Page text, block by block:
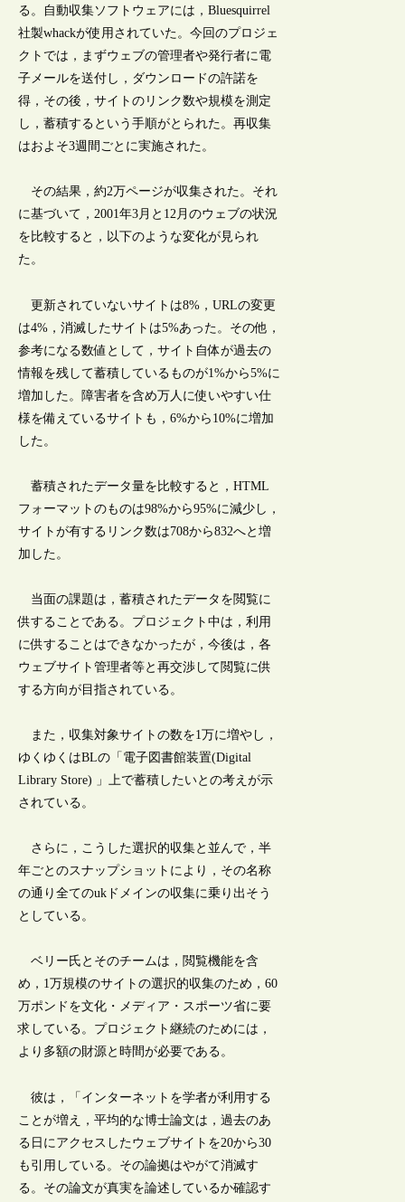
る。自動収集ソフトウェアには，Bluesquirrel
社製whackが使用されていた。今回のプロジェ
クトでは，まずウェブの管理者や発行者に電
子メールを送付し，ダウンロードの許諾を
得，その後，サイトのリンク数や規模を測定
し，蓄積するという手順がとられた。再収集
はおよそ3週間ごとに実施された。
その結果，約2万ページが収集された。それ
に基づいて，2001年3月と12月のウェブの状況
を比較すると，以下のような変化が見られ
た。
更新されていないサイトは8%，URLの変更
は4%，消滅したサイトは5%あった。その他，
参考になる数値として，サイト自体が過去の
情報を残して蓄積しているものが1%から5%に
増加した。障害者を含め万人に使いやすい仕
様を備えているサイトも，6%から10%に増加
した。
蓄積されたデータ量を比較すると，HTML
フォーマットのものは98%から95%に減少し，
サイトが有するリンク数は708から832へと増
加した。
当面の課題は，蓄積されたデータを閲覧に
供することである。プロジェクト中は，利用
に供することはできなかったが，今後は，各
ウェブサイト管理者等と再交渉して閲覧に供
する方向が目指されている。
また，収集対象サイトの数を1万に増やし，
ゆくゆくはBLの「電子図書館装置(Digital
Library Store) 」上で蓄積したいとの考えが示
されている。
さらに，こうした選択的収集と並んで，半
年ごとのスナップショットにより，その名称
の通り全てのukドメインの収集に乗り出そう
としている。
ベリー氏とそのチームは，閲覧機能を含
め，1万規模のサイトの選択的収集のため，60
万ポンドを文化・メディア・スポーツ省に要
求している。プロジェクト継続のためには，
より多額の財源と時間が必要である。
彼は，「インターネットを学者が利用する
ことが増え，平均的な博士論文は，過去のあ
る日にアクセスしたウェブサイトを20から30
も引用している。その論拠はやがて消滅す
る。その論文が真実を論述しているか確認す